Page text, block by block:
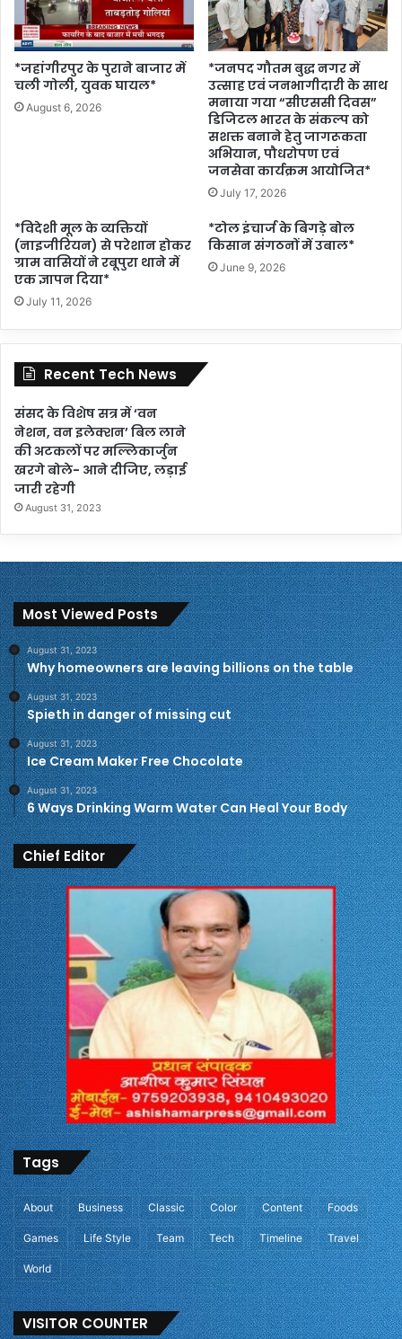
*जहांगीरपुर के पुराने बाजार में
चली गोली, युवक घायल*
August 6, 2026
*जनपद गौतम बुद्ध नगर में
उत्साह एवं जनभागीदारी के साथ
मनाया गया “सीएससी दिवस”
डिजिटल भारत के संकल्प को
सशक्त बनाने हेतु जागरूकता
अभियान, पौधरोपण एवं
जनसेवा कार्यक्रम आयोजित*
July 17, 2026
*विदेशी मूल के व्यक्तियों
(नाइजीरियन) से परेशान होकर
ग्राम वासियों ने रबूपुरा थाने में
एक ज्ञापन दिया*
July 11, 2026
*टोल इंचार्ज के बिगड़े बोल
किसान संगठनों में उबाल*
June 9, 2026
Recent Tech News
संसद के विशेष सत्र में ‘वन
नेशन, वन इलेक्शन’ बिल लाने
की अटकलों पर मल्लिकार्जुन
खरगे बोले- आने दीजिए, लड़ाई
जारी रहेगी
August 31, 2023
Most Viewed Posts
August 31, 2023
Why homeowners are leaving billions on the table
August 31, 2023
Spieth in danger of missing cut
August 31, 2023
Ice Cream Maker Free Chocolate
August 31, 2023
6 Ways Drinking Warm Water Can Heal Your Body
Chief Editor
Tags
About Business Classic Color Content Foods
Games Life Style Team Tech Timeline Travel
World
VISITOR COUNTER